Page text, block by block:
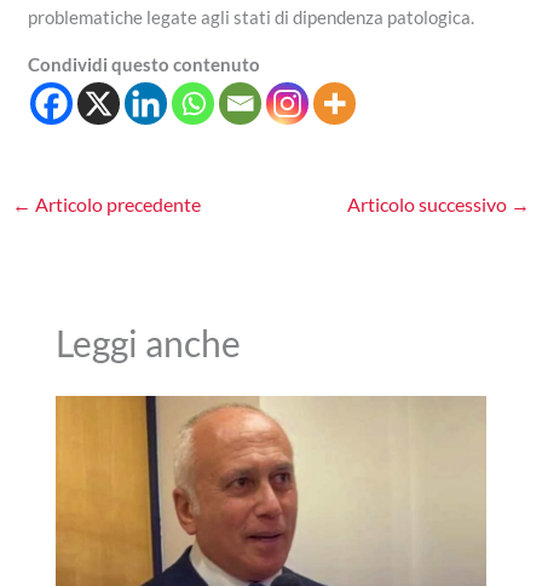
problematiche legate agli stati di dipendenza patologica.
Condividi questo contenuto
← Articolo precedente Articolo successivo →
Leggi anche